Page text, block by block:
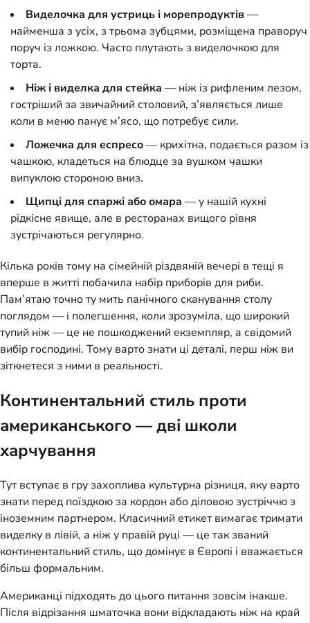
Виделочка для устриць і морепродуктів—
найменша з усіх, з трьома зубцями, розміщена праворуч
поруч із ложкою. Часто плутають з виделочкою для
торта.
Ніж і виделка для стейка — ніж із рифленим лезом,
гостріший за звичайний столовий, з’являється лише
коли в меню панує м’ясо, що потребує сили.
Ложечка для еспресо— крихітна, подається разом із
чашкою, кладеться на блюдце за вушком чашки
випуклою стороною вниз.
Щипці для спаржі або омара — у нашій кухні
рідкісне явище, але в ресторанах вищого рівня
зустрічаються регулярно.
Кілька років тому на сімейній різдвяній вечері в тещі я
вперше в житті побачила набір приборів для риби.
Пам’ятаю точно ту мить панічного сканування столу
поглядом — і полегшення, коли зрозуміла, що широкий
тупий ніж — це не пошкоджений екземпляр, а свідомий
вибір господині. Тому варто знати ці деталі, перш ніж ви
зіткнетеся з ними в реальності.
Континентальний стиль проти
американського — дві школи
харчування
Тут вступає в гру захоплива культурна різниця, яку варто
знати перед поїздкою за кордон або діловою зустріччю з
іноземним партнером. Класичний етикет вимагає тримати
виделку в лівій, а ніж у правій руці — це так званий
континентальний стиль, що домінує в Європі і вважається
більш формальним.
Американці підходять до цього питання зовсім інакше.
Після відрізання шматочка вони відкладають ніж на край